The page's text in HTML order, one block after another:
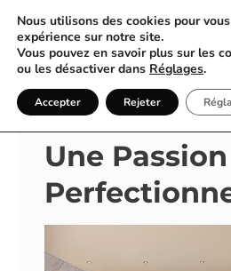
Pico Bello Renov :
Rénovation à
Une
Nous utilisons des cookies pour
expérience sur notre site.
Vous pouvez en savoir plus sur les
ou les désactiver dans Réglages.
Accepter Rejeter